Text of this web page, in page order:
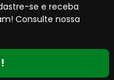
se e receba
Consulte nossa